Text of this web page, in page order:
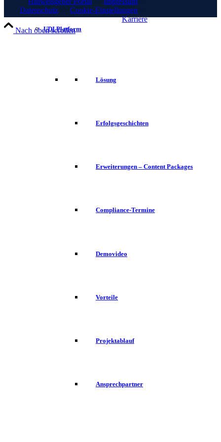
UDI Platform
Lösung
Erfolgsgeschichten
Erweiterungen – Content Packages
Compliance-Termine
Demovideo
Vorteile
Projektablauf
Ansprechpartner
Datenschutz
Cookie-Einstellungen
Karriere
Nach oben scrollen